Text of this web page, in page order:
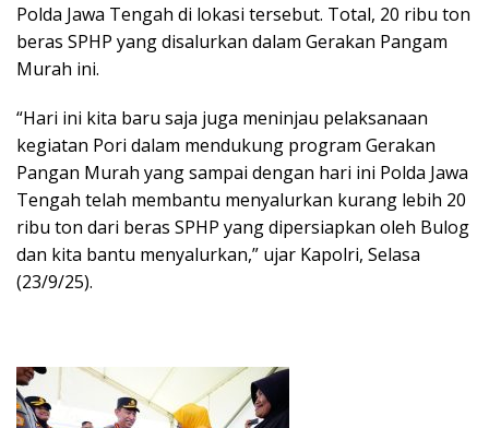
Polda Jawa Tengah di lokasi tersebut. Total, 20 ribu ton
beras SPHP yang disalurkan dalam Gerakan Pangam
Murah ini.
“Hari ini kita baru saja juga meninjau pelaksanaan
kegiatan Pori dalam mendukung program Gerakan
Pangan Murah yang sampai dengan hari ini Polda Jawa
Tengah telah membantu menyalurkan kurang lebih 20
ribu ton dari beras SPHP yang dipersiapkan oleh Bulog
dan kita bantu menyalurkan,” ujar Kapolri, Selasa
(23/9/25).